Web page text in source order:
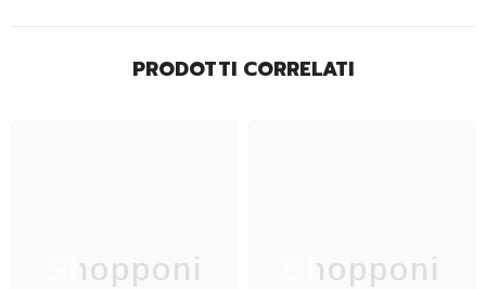
PRODOTTI CORRELATI
Shopponi Shopponi